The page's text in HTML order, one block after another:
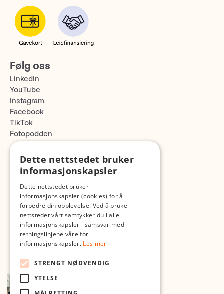
Følg oss
LinkedIn
YouTube
Instagram
Facebook
TikTok
Fotopodden
Med forbehold om skrive- og lagerfeil
Dette nettstedet bruker
informasjonskapsler
Dette nettstedet bruker
informasjonskapsler (cookies) for å
forbedre din opplevelse. Ved å bruke
nettstedet vårt samtykker du i alle
informasjonskapsler i samsvar med
retningslinjene våre for
informasjonskapsler. Les mer
STRENGT NØDVENDIG
YTELSE